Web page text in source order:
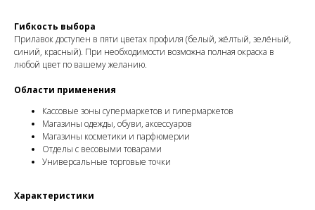
Гибкость выбора
Прилавок доступен в пяти цветах профиля (белый, жёлтый, зелёный,
синий, красный). При необходимости возможна полная окраска в
любой цвет по вашему желанию.
Области применения
Кассовые зоны супермаркетов и гипермаркетов
Магазины одежды, обуви, аксессуаров
Магазины косметики и парфюмерии
Отделы с весовыми товарами
Универсальные торговые точки
Характеристики